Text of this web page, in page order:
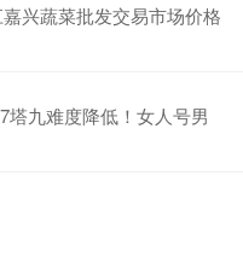
兴蔬菜批发交易市场价格
九难度降低！女人号男